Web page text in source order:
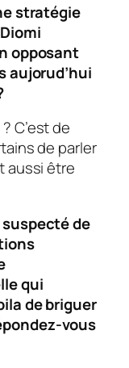
stratégie
opposant
aujorud’hui
C’est de
de parler
aussi être
de
qui
de briguer
vous